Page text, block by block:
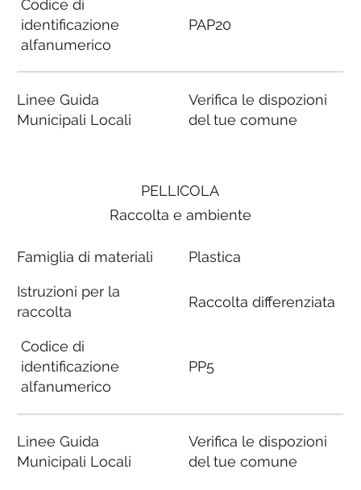
PELLICOLA
Raccolta e ambiente
Famiglia di materiali
Istruzioni per la
raccolta
Codice di
identificazione
alfanumerico
Linee Guida
Municipali Locali
Plastica
Raccolta differenziata
PP5
Verifica le dispozioni
del tue comune
Codice di
identificazione
alfanumerico
Linee Guida
Municipali Locali
PAP20
Verifica le dispozioni
del tue comune